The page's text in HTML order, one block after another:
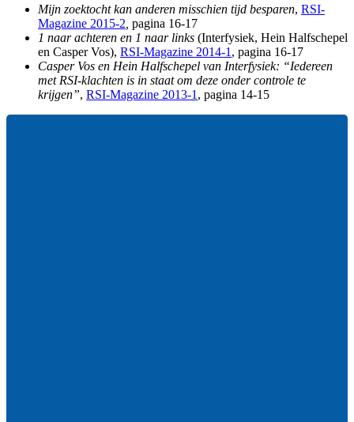
Mijn zoektocht kan anderen misschien tijd besparen, RSI-
Magazine 2015-2 pagina 16-17
1 naar achteren en 1 naar links (Interfysiek, Hein Halfschepel
en Casper Vos), RSI-Magazine 2014-1 , pagina 16-17
Casper Vos en Hein Halfschepel van Interfysiek: “Iedereen
met RSI-klachten is in staat om deze onder controle te
krijgen”, RSI-Magazine 2013-1 , pagina 14-15